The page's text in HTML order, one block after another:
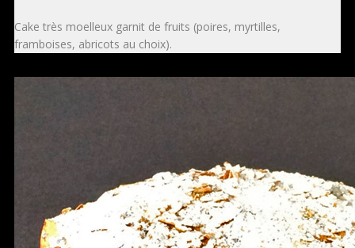
Cake très moelleux garnit de fruits (poires, myrtilles,
framboises, abricots au choix).